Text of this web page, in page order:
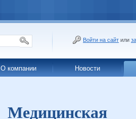
Войти на сайт или
О компании Новости
Медицинская